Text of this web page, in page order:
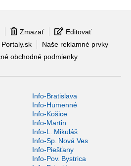
Zmazať
Editovať
Naše reklamné prvky
obchodné podmienky
Info-Bratislava
Info-Humenné
Info-Košice
Info-Martin
Info-L. Mikuláš
Info-Sp. Nová Ves
Info-Piešťany
Info-Pov. Bystrica